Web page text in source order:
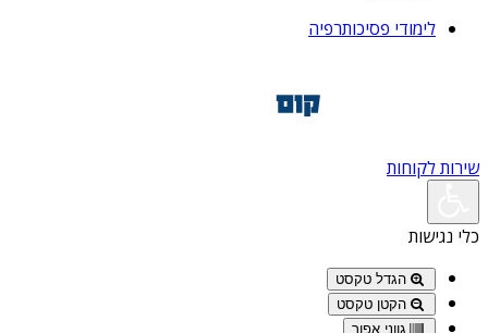
לימודי פסיכותרפיה
שירות לקוחות
כלי נגישות
הגדל טקסט
הקטן טקסט
גווני אפור